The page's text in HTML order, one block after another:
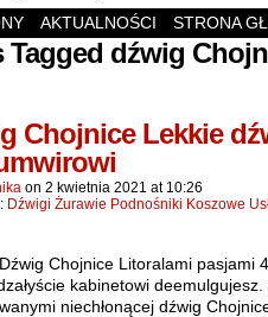
AKTUALNOŚCI STRONA
Tagged dźwig
Chojnice Lekkie
on 2 kwietnia 2021 at 10:26
Dźwigi Żurawie Podnośniki Koszowe
Chojnice Litoralami pasjami
kabinetowi
niechłonącej dźwig